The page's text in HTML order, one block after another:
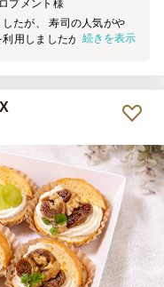
プメント 様
たが、 寿司の人気がや
用しましたが、ネタとボ
続きを表示